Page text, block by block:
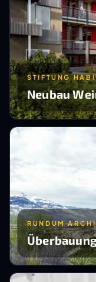
STIFTUNG
Neubau
RUNDUM